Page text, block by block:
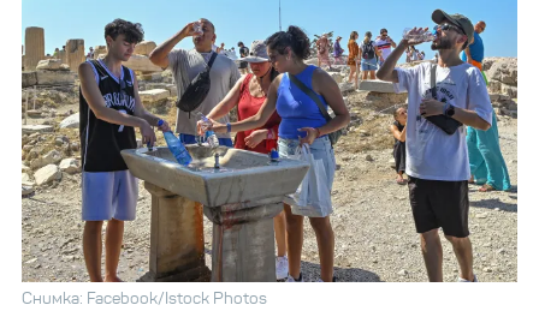
Снимка: Facebook/Istock Photos